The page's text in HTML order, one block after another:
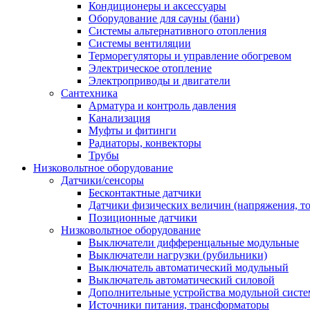
Кондиционеры и аксессуары
Оборудование для сауны (бани)
Системы альтернативного отопления
Системы вентиляции
Терморегуляторы и управление обогревом
Электрическое отопление
Электроприводы и двигатели
Сантехника
Арматура и контроль давления
Канализация
Муфты и фитинги
Радиаторы, конвекторы
Трубы
Низковольтное оборудование
Датчики/сенсоры
Бесконтактные датчики
Датчики физических величин (напряжения,
Позиционные датчики
Низковольтное оборудование
Выключатели дифференцальные модульные
Выключатели нагрузки (рубильники)
Выключатель автоматический модульный
Выключатель автоматический силовой
Дополнительные устройства модульной
Источники питания, трансформаторы